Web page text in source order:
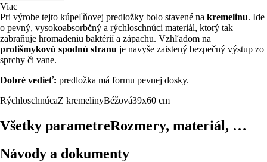
Viac
Pri výrobe tejto kúpeľňovej predložky bolo stavené na kremelinu. Ide
o pevný, vysokoabsorbčný a rýchloschnúci materiál, ktorý tak
zabraňuje hromadeniu baktérií a zápachu. Vzhľadom na
protišmykovú spodnú stranu je navyše zaistený bezpečný výstup zo
sprchy či vane.
Dobré vedieť: predložka má formu pevnej dosky.
RýchloschnúcaZ kremelinyBéžová39x60 cm
Všetky parametreRozmery, materiál, …
Návody a dokumenty